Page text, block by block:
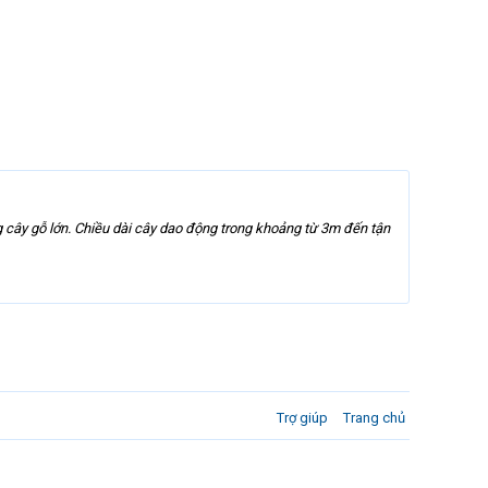
gỗ lớn. Chiều dài cây dao động trong khoảng từ 3m đến tận
Trợ giúp Trang chủ